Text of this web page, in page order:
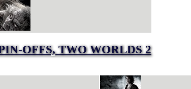
OFFS, TWO WORLDS 2